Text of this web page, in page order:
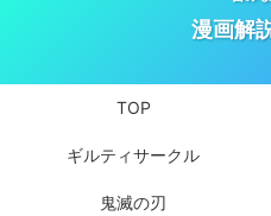
漫画解
TOP
ギルティサークル
鬼滅の刃